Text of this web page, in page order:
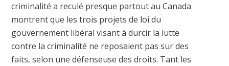
criminalité a reculé presque partout au Canada
montrent que les trois projets de loi du
gouvernement libéral visant à durcir la lutte
contre la criminalité ne reposaient pas sur des
faits, selon une défenseuse des droits. Tant les